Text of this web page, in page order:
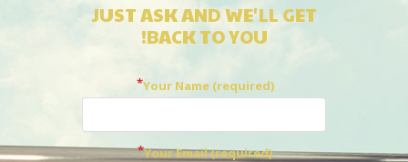
JUST ASK AND WE'LL GET
BACK TO YOU!
Your Name (required)
Your Email (required)